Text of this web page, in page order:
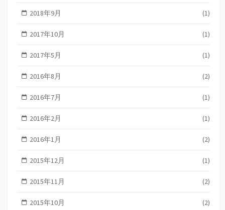
2018年9月 (1)
2017年10月 (1)
2017年5月 (1)
2016年8月 (2)
2016年7月 (1)
2016年2月 (1)
2016年1月 (2)
2015年12月 (1)
2015年11月 (2)
2015年10月 (2)